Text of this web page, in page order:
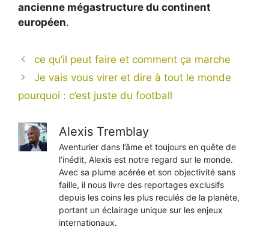
ancienne mégastructure du continent
européen.
ce qu’il peut faire et comment ça marche
Je vais vous virer et dire à tout le monde
pourquoi : c’est juste du football
Alexis Tremblay
Aventurier dans l’âme et toujours en quête de
l’inédit, Alexis est notre regard sur le monde.
Avec sa plume acérée et son objectivité sans
faille, il nous livre des reportages exclusifs
depuis les coins les plus reculés de la planète,
portant un éclairage unique sur les enjeux
internationaux.